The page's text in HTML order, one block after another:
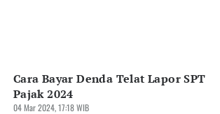
Cara Bayar Denda Telat Lapor SPT
Pajak 2024
04 Mar 2024, 17:18 WIB